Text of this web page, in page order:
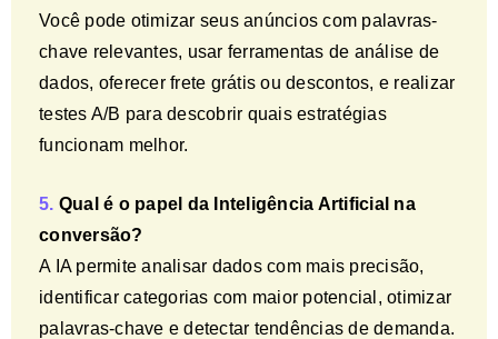
Você pode otimizar seus anúncios com palavras-
chave relevantes, usar ferramentas de análise de
dados, oferecer frete grátis ou descontos, e realizar
testes A/B para descobrir quais estratégias
funcionam melhor.
5. Qual é o papel da Inteligência Artificial na
conversão?
A IA permite analisar dados com mais precisão,
identificar categorias com maior potencial, otimizar
palavras-chave e detectar tendências de demanda.